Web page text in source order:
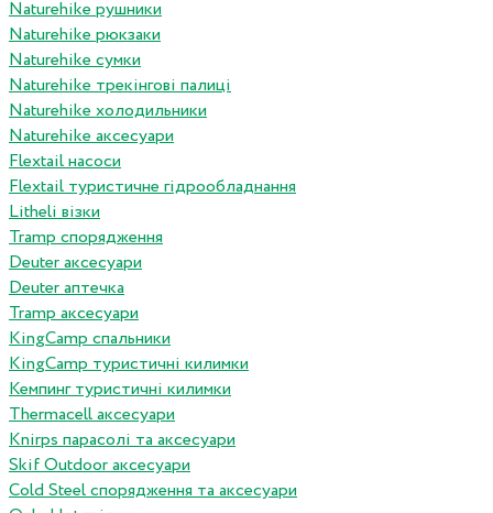
Naturehike рушники
Naturehike рюкзаки
Naturehike сумки
Naturehike трекінгові палиці
Naturehike холодильники
Naturehike аксесуари
Flextail насоси
Flextail туристичне гідрообладнання
Litheli візки
Tramp спорядження
Deuter аксесуари
Deuter аптечка
Tramp аксесуари
KingCamp спальники
KingCamp туристичні килимки
Кемпинг туристичні килимки
Thermacell аксесуари
Knirps парасолі та аксесуари
Skif Outdoor аксесуари
Cold Steel спорядження та аксесуари